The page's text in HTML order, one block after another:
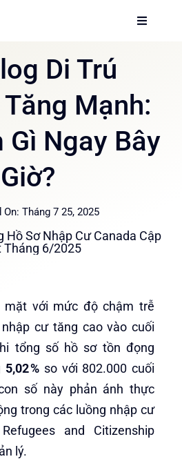
Toggle
Toggle
Di Trú
Mạnh:
Gì Ngay Bây
Giờ?
On: Tháng 7 25, 2025
mặt với mức độ chậm trễ
cư tăng cao vào cuối
tổng số hồ sơ tồn đọng
5,02 % so với 802.000 cuối
số này phản ánh thực
trong các luồng nhập cư
and Citizenship
lý.